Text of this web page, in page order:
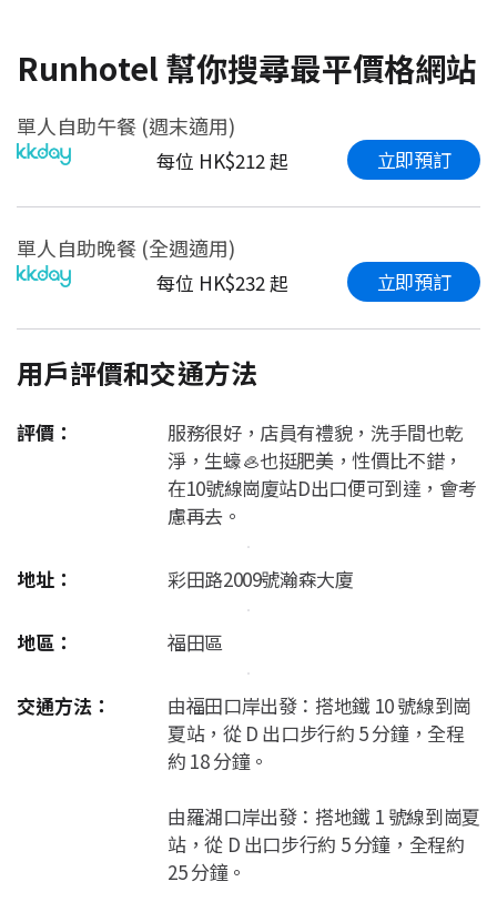
Runhotel 幫你搜尋最平價格網站
單人自助午餐 (週末適用)
每位 HK$212 起 立即預訂
單人自助晚餐 (全週適用)
每位 HK$232 起 立即預訂
用戶評價和交通方法
評價：
服務很好，店員有禮貌，洗手間也乾
淨，生蠔🦪也挺肥美，性價比不錯，
在10號線崗廈站D出口便可到達，會考
慮再去。
地址： 彩田路2009號瀚森大廈
地區： 福田區
交通方法：
由福田口岸出發：搭地鐵 10 號線到崗
夏站，從 D 出口步行約 5 分鐘，全程
約 18 分鐘。
由羅湖口岸出發：搭地鐵 1 號線到崗夏
站，從 D 出口步行約 5 分鐘，全程約
25 分鐘。